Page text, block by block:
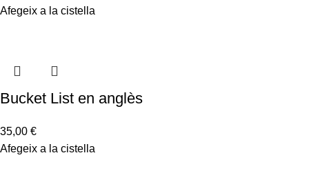
Afegeix a la cistella
Bucket List en anglès
35,00 €
Afegeix a la cistella